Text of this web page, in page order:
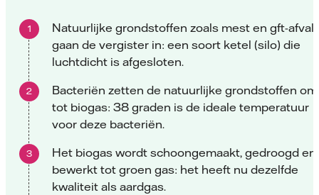
Natuurlijke grondstoffen zoals mest en gft-afval
gaan de vergister in: een soort ketel (silo) die
luchtdicht is afgesloten.
Bacteriën zetten de natuurlijke grondstoffen om
tot biogas: 38 graden is de ideale temperatuur
voor deze bacteriën.
Het biogas wordt schoongemaakt, gedroogd en
bewerkt tot groen gas: het heeft nu dezelfde
kwaliteit als aardgas.